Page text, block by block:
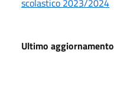
Ultimo aggiornamento